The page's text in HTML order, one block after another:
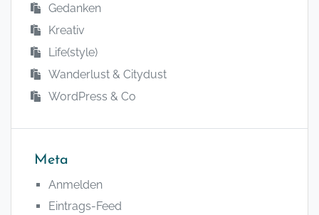
Gedanken
Kreativ
Life(style)
Wanderlust & Citydust
WordPress & Co
Meta
Anmelden
Eintrags-Feed